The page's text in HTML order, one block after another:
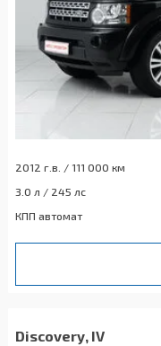
2012 г.в. / 111 000 км
3.0 л / 245 лс
КПП автомат
Discovery, IV